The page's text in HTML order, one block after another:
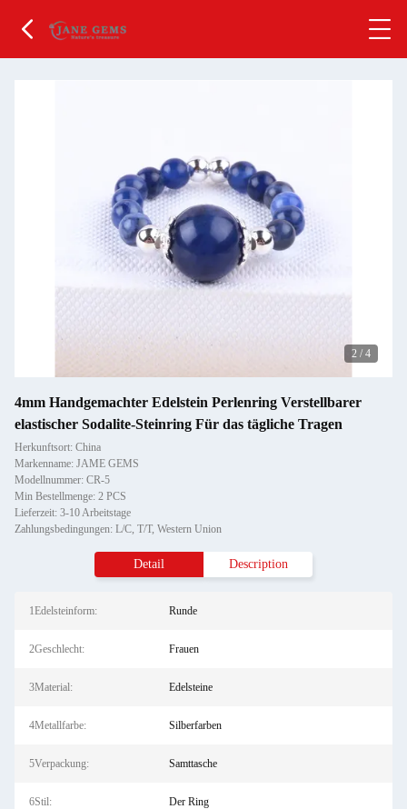
2 / 4
4mm Handgemachter Edelstein Perlenring Verstellbarer
elastischer Sodalite-Steinring Für das tägliche Tragen
Herkunftsort: China
Markenname: JAME GEMS
Modellnummer: CR-5
Min Bestellmenge: 2 PCS
Lieferzeit: 3-10 Arbeitstage
Zahlungsbedingungen: L/C, T/T, Western Union
Detail Description
1Edelsteinform: Runde
2Geschlecht: Frauen
3Material: Edelsteine
4Metallfarbe: Silberfarben
5Verpackung: Samttasche
6Stil: Der Ring